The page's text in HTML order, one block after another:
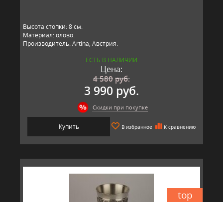
Высота стопки: 8 см.
Материал: олово.
Производитель: Artina, Австрия.
ЕСТЬ В НАЛИЧИИ
Цена:
4 580руб.
3 990 руб.
Скидки при покупке
Купить В избранное К сравнению
top